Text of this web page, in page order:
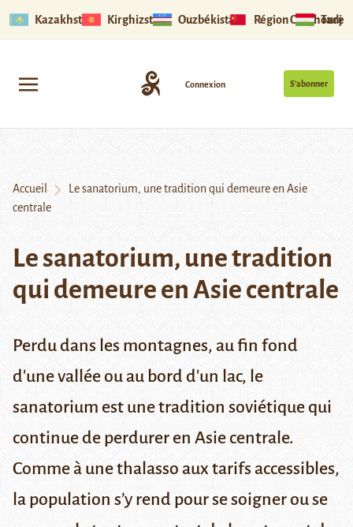
Kazakhstan Kirghizstan Ouzbékistan Région Ouïghoure
S’abonner
Connexion
Accueil
Le sanatorium, une tradition qui demeure en Asie
centrale
Le sanatorium, une tradition
qui demeure en Asie centrale
Perdu dans les montagnes, au fin fond
d'une vallée ou au bord d'un lac, le
sanatorium est une tradition soviétique qui
continue de perdurer en Asie centrale.
Comme à une thalasso aux tarifs accessibles,
la population s’y rend pour se soigner ou se